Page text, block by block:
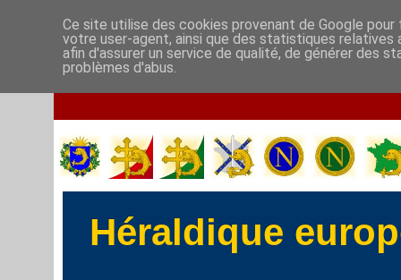
Héraldique
Ce site utilise des cookies provenant de Google
votre user-agent, ainsi que des statistiques
afin d'assurer un service de qualité, de générer des
problèmes d'abus.